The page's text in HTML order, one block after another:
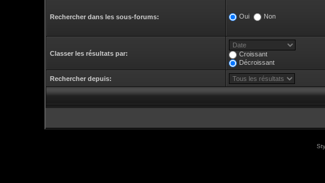
Rechercher dans les sous-forums: Oui Non
Classer les résultats par:
Croissant
Décroissant
Rechercher depuis: